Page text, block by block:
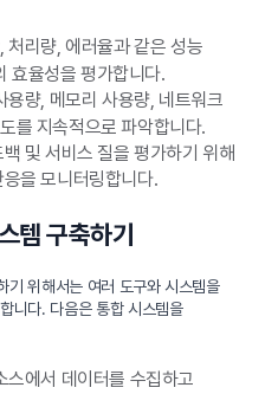
처리량, 에러율과 같은 성능
효율성을 평가합니다.
량, 메모리 사용량, 네트워크
를 지속적으로 파악합니다.
및 서비스 질을 평가하기 위해
을 모니터링합니다.
템 구축하기
기 위해서는 여러 도구와 시스템을
니다. 다음은 통합 시스템을
스에서 데이터를 수집하고